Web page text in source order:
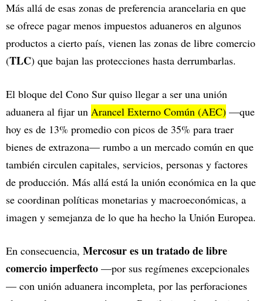
Más allá de esas zonas de preferencia arancelaria en que
se ofrece pagar menos impuestos aduaneros en algunos
productos a cierto país, vienen las zonas de libre comercio
(TLC) que bajan las protecciones hasta derrumbarlas.
El bloque del Cono Sur quiso llegar a ser una unión
aduanera al fijar un Arancel Externo Común (AEC) —que
hoy es de 13% promedio con picos de 35% para traer
bienes de extrazona— rumbo a un mercado común en que
también circulen capitales, servicios, personas y factores
de producción. Más allá está la unión económica en la que
se coordinan políticas monetarias y macroeconómicas, a
imagen y semejanza de lo que ha hecho la Unión Europea.
En consecuencia, Mercosur es un tratado de libre
comercio imperfecto —por sus regímenes excepcionales
— con unión aduanera incompleta, por las perforaciones